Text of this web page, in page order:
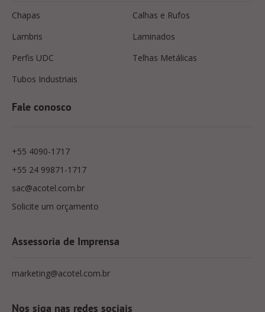
Chapas
Calhas e Rufos
Lambris
Laminados
Perfis UDC
Telhas Metálicas
Tubos Industriais
Fale conosco
+55 4090-1717
+55 24 99871-1717
sac@acotel.com.br
Solicite um orçamento
Assessoria de Imprensa
marketing@acotel.com.br
Nos siga nas redes sociais